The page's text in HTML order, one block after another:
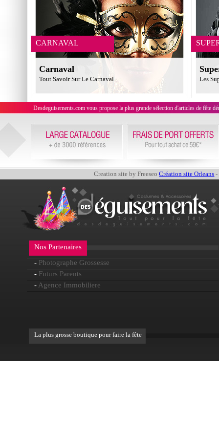
CARNAVAL
Carnaval
Tout Savoir Sur Le Carnaval Les
Desdeguisements.com vous propose la plus grande sélection d'articles de fête
Creation site by FreeseoCréation site Orleans -
Nos Partenaires
- Photographe Grossesse
- Futurs Parents
- Agence Immobiliere
La plus grosse boutique pour faire la fête